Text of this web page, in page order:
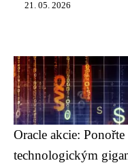
21. 05. 2026
Oracle akcie:
technologickým